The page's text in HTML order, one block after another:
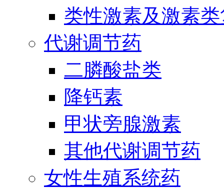
类性激素及激素
代谢调节药
二膦酸盐类
降钙素
甲状旁腺激素
其他代谢调节药
女性生殖系统药